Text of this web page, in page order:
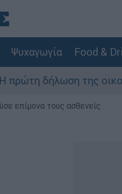
Ψυχαγωγία Food &
της οικογένειας
επίμονα τους ασθενείς